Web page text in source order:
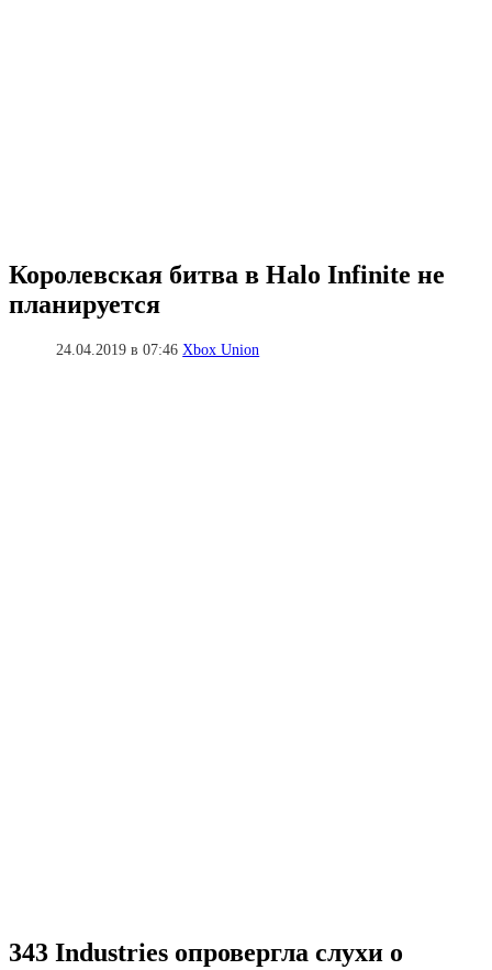
Королевская битва в Halo Infinite не
планируется
24.04.2019 в 07:46Xbox Union
343 Industries опровергла слухи о